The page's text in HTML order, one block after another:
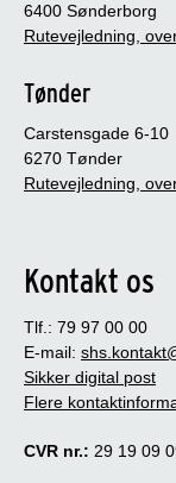
6400 Sønderborg
Rutevejledning,
Tønder
Carstensgade 6-10
6270 Tønder
Rutevejledning,
Kontakt os
Tlf.: 79 97 00 00
E-mail:
Sikker digital post
Flere
CVR nr.: 29 19 09